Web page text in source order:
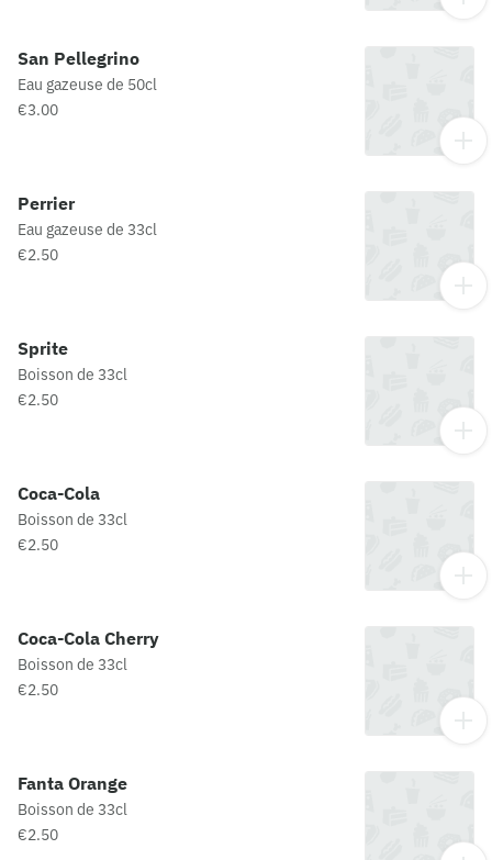
San Pellegrino
Eau gazeuse de 50cl
€3.00
Perrier
Eau gazeuse de 33cl
€2.50
Sprite
Boisson de 33cl
€2.50
Coca-Cola
Boisson de 33cl
€2.50
Coca-Cola Cherry
Boisson de 33cl
€2.50
Fanta Orange
Boisson de 33cl
€2.50